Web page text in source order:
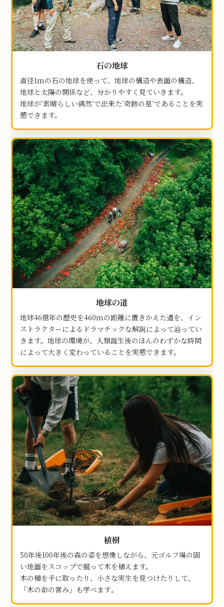
石の地球
直径1mの石の地球を使って、地球の構造や表面の構造、
地球と太陽の関係など、分かりやすく見ていきます。
地球が‘素晴らしい偶然‘で出来た‘奇跡の星‘であることを実
感できます。
地球の道
地球46億年の歴史を460mの距離に置きかえた道を、イン
ストラクターによるドラマチックな解説によって辿ってい
きます。地球の環境が、人類誕生後のほんのわずかな時間
によって大きく変わっていることを実感できます。
植樹
50年後100年後の森の姿を想像しながら、元ゴルフ場の固
い地面をスコップで掘って木を植えます。
木の種を手に取ったり、小さな実生を見つけたりして、
「木の命の営み」も学べます｡